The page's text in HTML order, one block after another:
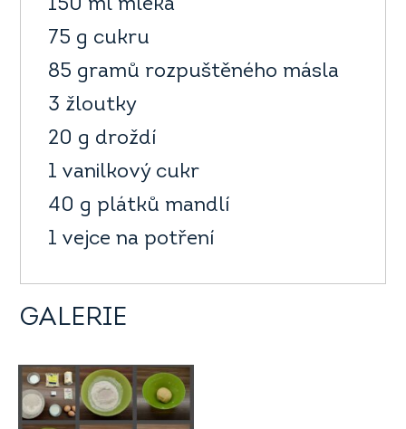
150 ml mléka
75 g cukru
85 gramů rozpuštěného másla
3 žloutky
20 g droždí
1 vanilkový cukr
40 g plátků mandlí
1 vejce na potření
GALERIE